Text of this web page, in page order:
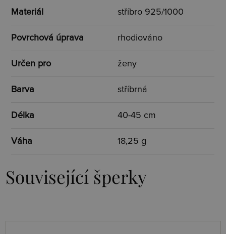
Materiál stříbro 925/1000
Povrchová úprava rhodiováno
Určen pro ženy
Barva stříbrná
Délka 40-45 cm
Váha 18,25 g
Související šperky